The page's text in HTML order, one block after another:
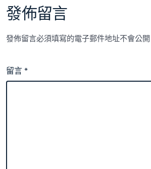
發佈留言
發佈留言必須填寫的電子郵件地址不會公開
留言*